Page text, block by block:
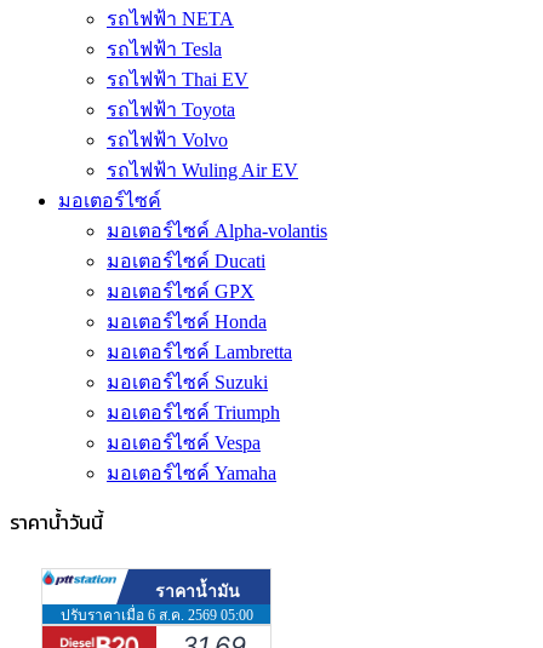
รถไฟฟ้า NETA
รถไฟฟ้า Tesla
รถไฟฟ้า Thai EV
รถไฟฟ้า Toyota
รถไฟฟ้า Volvo
รถไฟฟ้า Wuling Air EV
มอเตอร์ไซค์
มอเตอร์ไซค์ Alpha-volantis
มอเตอร์ไซค์ Ducati
มอเตอร์ไซค์ GPX
มอเตอร์ไซค์ Honda
มอเตอร์ไซค์ Lambretta
มอเตอร์ไซค์ Suzuki
มอเตอร์ไซค์ Triumph
มอเตอร์ไซค์ Vespa
มอเตอร์ไซค์ Yamaha
ราคาน้ำวันนี้